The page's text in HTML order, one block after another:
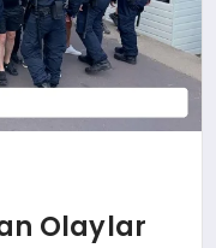
Olaylar